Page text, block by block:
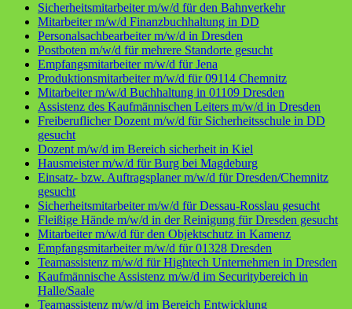
Sicherheitsmitarbeiter m/w/d für den Bahnverkehr
Mitarbeiter m/w/d Finanzbuchhaltung in DD
Personalsachbearbeiter m/w/d in Dresden
Postboten m/w/d für mehrere Standorte gesucht
Empfangsmitarbeiter m/w/d für Jena
Produktionsmitarbeiter m/w/d für 09114 Chemnitz
Mitarbeiter m/w/d Buchhaltung in 01109 Dresden
Assistenz des Kaufmännischen Leiters m/w/d in Dresden
Freiberuflicher Dozent m/w/d für Sicherheitsschule in DD
gesucht
Dozent m/w/d im Bereich sicherheit in Kiel
Hausmeister m/w/d für Burg bei Magdeburg
Einsatz- bzw. Auftragsplaner m/w/d für Dresden/Chemnitz
gesucht
Sicherheitsmitarbeiter m/w/d für Dessau-Rosslau gesucht
Fleißige Hände m/w/d in der Reinigung für Dresden gesucht
Mitarbeiter m/w/d für den Objektschutz in Kamenz
Empfangsmitarbeiter m/w/d für 01328 Dresden
Teamassistenz m/w/d für Hightech Unternehmen in Dresden
Kaufmännische Assistenz m/w/d im Securitybereich in
Halle/Saale
Teamassistenz m/w/d im Bereich Entwicklung